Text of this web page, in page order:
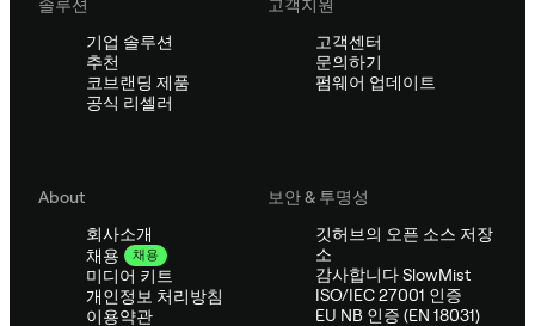
솔루션
기업 솔루션
추천
코브랜딩 제품
공식 리셀러
고객지원
고객센터
문의하기
펌웨어 업데이트
About
회사소개
채용
채용
미디어 키트
개인정보 처리방침
이용약관
보안 & 투명성
깃허브의 오픈 소스 저장
소
감사합니다 SlowMist
ISO/IEC 27001 인증
EU NB 인증 (EN 18031)